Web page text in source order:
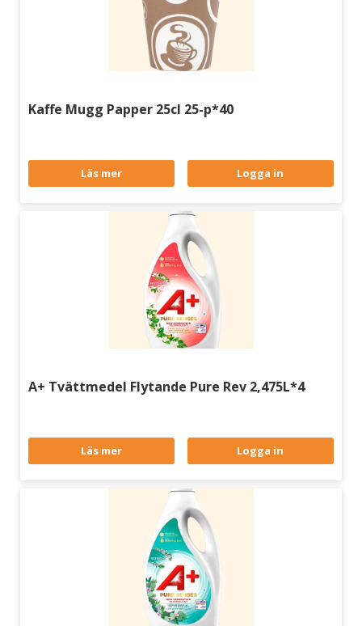
Kaffe Mugg Papper 25cl 25-p*40
Läs mer Logga in
A+ Tvättmedel Flytande Pure Rev 2,475L*4
Läs mer Logga in